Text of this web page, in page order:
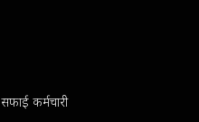
सफाई कर्मचारी